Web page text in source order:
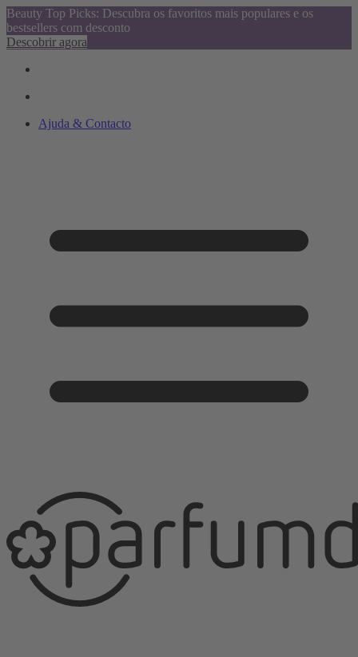
Beauty Top Picks: Descubra os favoritos mais populares e os
bestsellers com desconto
Descobrir agora
Ajuda & Contacto